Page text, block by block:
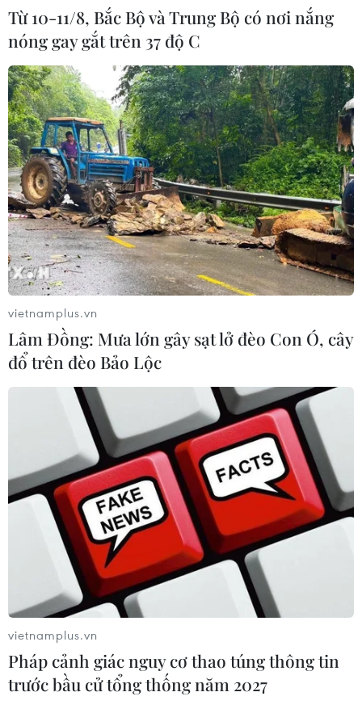
Từ 10-11/8, Bắc Bộ và Trung Bộ có nơi nắng
nóng gay gắt trên 37 độ C
vietnamplus.vn
Lâm Đồng: Mưa lớn gây sạt lở đèo Con Ó, cây
đổ trên đèo Bảo Lộc
vietnamplus.vn
Pháp cảnh giác nguy cơ thao túng thông tin
trước bầu cử tổng thống năm 2027